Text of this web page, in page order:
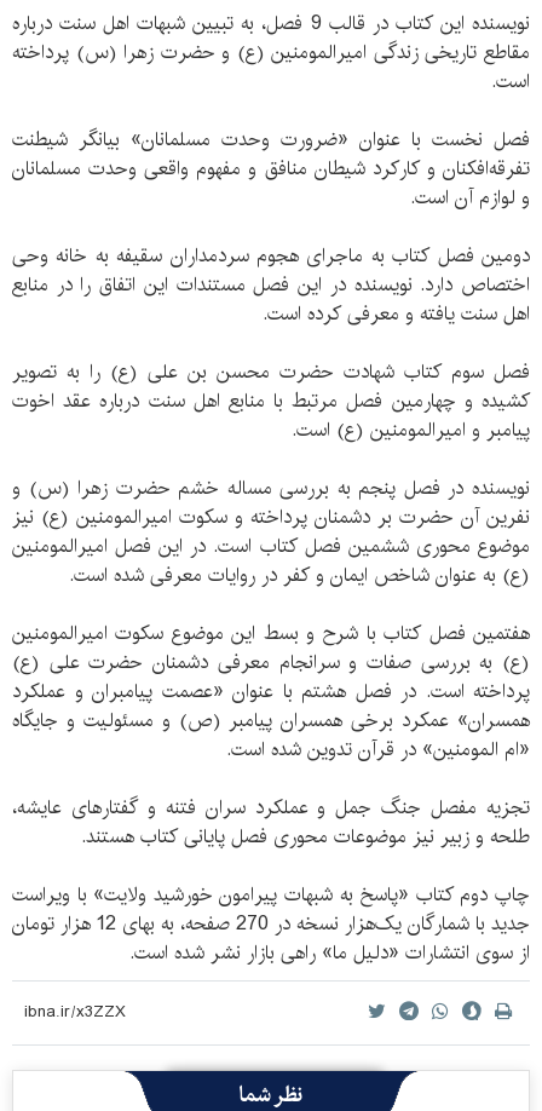
نویسنده این کتاب در قالب 9 فصل، به تبیین شبهات اهل سنت درباره
مقاطع تاریخی زندگی امیرالمومنین (ع) و حضرت زهرا (س) پرداخته
است.
فصل نخست با عنوان «ضرورت وحدت مسلمانان» بیانگر شیطنت
تفرقه‌افکنان و کارکرد شیطان منافق و مفهوم واقعی وحدت مسلمانان
و لوازم آن است.
دومین فصل کتاب به ماجرای هجوم سردمداران سقیفه به خانه وحی
اختصاص دارد. نویسنده در این فصل مستندات این اتفاق را در منابع
اهل سنت یافته و معرفی کرده است.
فصل سوم کتاب شهادت حضرت محسن بن علی (ع) را به تصویر
کشیده و چهارمین فصل مرتبط با منابع اهل سنت درباره عقد اخوت
پیامبر و امیرالمومنین (ع) است.
نویسنده در فصل پنجم به بررسی مساله خشم حضرت زهرا (س) و
نفرین آن حضرت بر دشمنان پرداخته و سکوت امیرالمومنین (ع) نیز
موضوع محوری ششمین فصل کتاب است. در این فصل امیرالمومنین
(ع) به عنوان شاخص ایمان و کفر در روایات معرفی شده است.
هفتمین فصل کتاب با شرح و بسط این موضوع سکوت امیرالمومنین
(ع) به بررسی صفات و سرانجام معرفی دشمنان حضرت علی (ع)
پرداخته است. در فصل هشتم با عنوان «عصمت پیامبران و عملکرد
همسران» عمکرد برخی همسران پیامبر (ص) و مسئولیت و جایگاه
«ام المومنین» در قرآن تدوین شده است.
تجزیه مفصل جنگ جمل و عملکرد سران فتنه و گفتارهای عایشه،
طلحه و زبیر نیز موضوعات محوری فصل پایانی کتاب هستند.
چاپ دوم کتاب «پاسخ به شبهات پیرامون خورشید ولایت» با ویراست
جدید با شمارگان یک‌هزار نسخه در 270 صفحه، به بهای 12 هزار تومان
از سوی انتشارات «دلیل ما» راهی بازار نشر شده است.
نظر شما